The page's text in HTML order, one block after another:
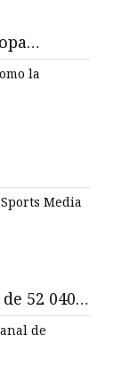
la
Media
52 040
de